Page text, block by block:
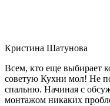
Кристина Шатунова
Всем, кто еще выбирает
советую Кухни мол! Не
спальню. Начиная с
монтажом никаких